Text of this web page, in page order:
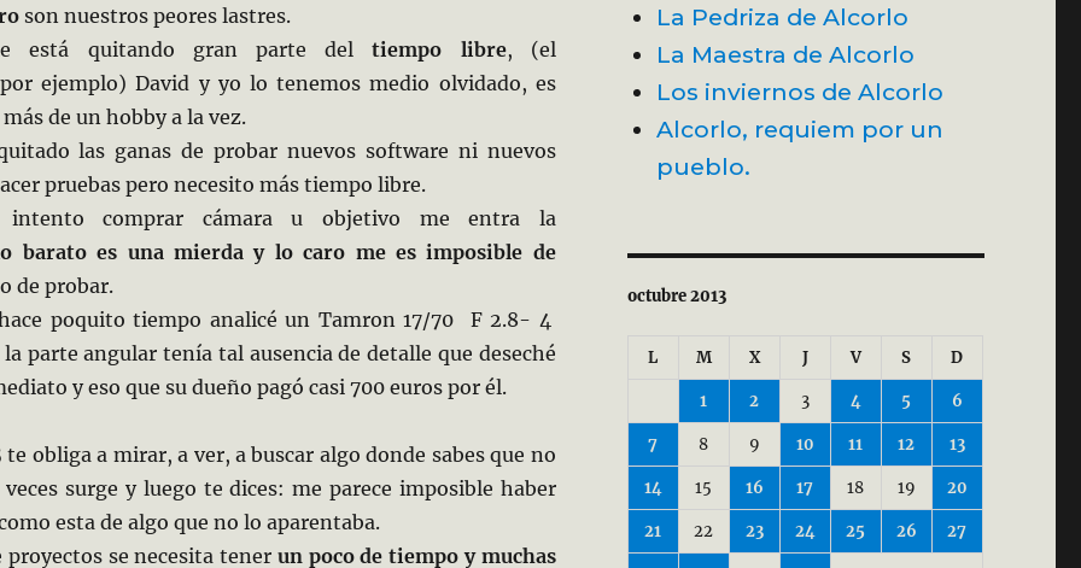
son nuestros peores lastres.
está quitando gran parte deltiempo libre, (el
ejemplo) David y yo lo tenemos medio olvidado, es
de un hobby a la vez.
las ganas de probar nuevos software ni nuevos
pruebas pero necesito más tiempo libre.
intento comprar cámara u objetivo me entra la
barato es una mierda y lo caro me es imposible de
de probar.
poquito tiempo analicé un Tamron 17/70 F 2.8- 4
parte angular tenía tal ausencia de detalle que deseché
y eso que su dueño pagó casi 700 euros por él.
te obliga a mirar, a ver, a buscar algo donde sabes que no
surge y luego te dices: me parece imposible haber
esta de algo que no lo aparentaba.
proyectos se necesita tener un poco de tiempo y muchas
La Pedriza de Alcorlo
La Maestra de Alcorlo
Los inviernos de Alcorlo
Alcorlo, requiem por un
pueblo.
octubre 2013
L M X J V S D
1 2 3 4 5 6
7 8 9 10 11 12 13
14 15 16 17 18 19 20
21 22 23 24 25 26 27